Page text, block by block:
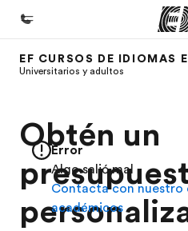
Inicio
Programas
Ver todo lo que hacemos
Oficinas
Encuentra una oficina
EF CURSOS DE IDIOMAS
Universitarios y adultos
Obtén un
Error
Algo salió mal
Contacta con nuestro
académicos